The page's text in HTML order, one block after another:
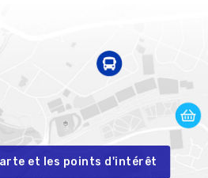
et les points d'intérêt